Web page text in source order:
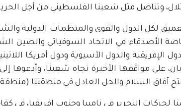
وتناضل مثل شعبنا الفلسطيني من أجل
لكل الدول والقوى والمنظمات الدولية
الأصدقاء في الاتحاد السوفياتي والصين
الإفريقية والدول الآسيوية ودول أمريكا
على مواقفها الأخيرة تجاه شعبنا،
لفتح آفاق السلام والحل العادل في منطقتنا